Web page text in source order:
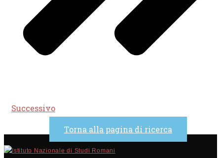
Successivo
Torna alla pagina di ricerca